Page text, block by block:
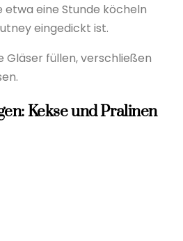
etwa eine Stunde köcheln
eingedickt ist.
Gläser füllen, verschließen
Kekse und Pralinen